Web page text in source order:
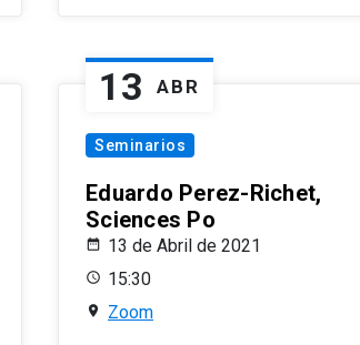
13 ABR
Seminarios
Eduardo Perez-Richet,
Sciences Po
13 de Abril de 2021
15:30
Zoom